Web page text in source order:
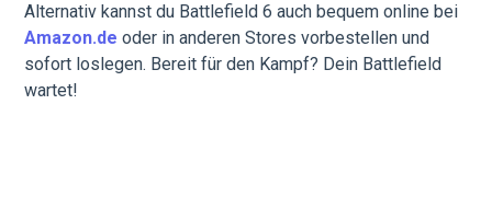
Alternativ kannst du Battlefield 6 auch bequem online bei
Amazon.de oder in anderen Stores vorbestellen und
sofort loslegen. Bereit für den Kampf? Dein Battlefield
wartet!